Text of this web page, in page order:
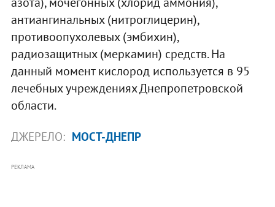
антиангинальных (нитроглицерин),
противоопухолевых (эмбихин),
радиозащитных (меркамин) средств. На
данный момент кислород используется в 95
лечебных учреждениях Днепропетровской
области.
ДЖЕРЕЛО: МОСТ-ДНЕПР
РЕКЛАМА